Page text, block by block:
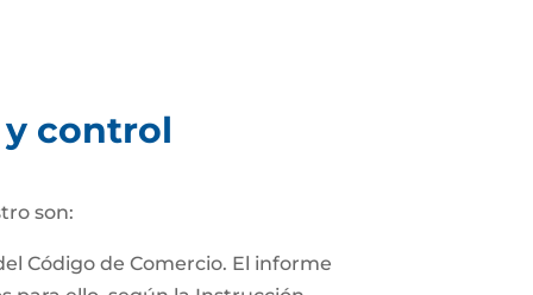
control
son:
Código de Comercio. El informe